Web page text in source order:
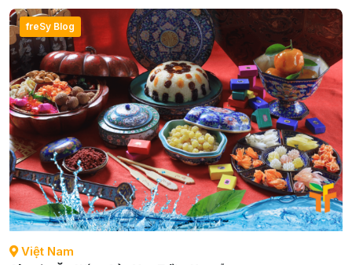
freSy Blog
Việt Nam